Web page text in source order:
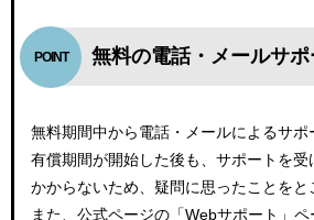
無料の電話・メールサポ
無料期間中から電話・メールによるサポ
有償期間が開始した後も、サポートを
かからないため、疑問に思ったことをと
また、公式ページの「Webサポート」